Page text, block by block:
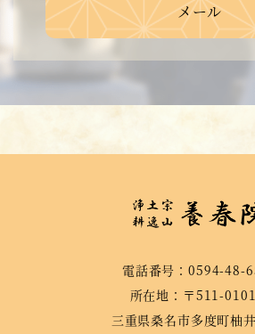
メール
電話番号：0594-48-
所在地：〒511-
三重県桑名市多度町柚